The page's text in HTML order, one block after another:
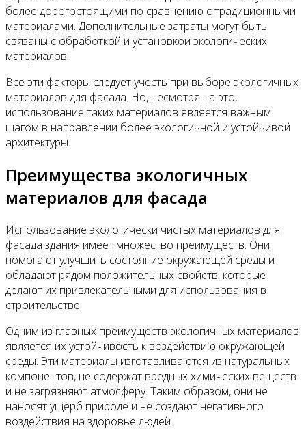
более дорогостоящими по сравнению с традиционными
материалами. Дополнительные затраты могут быть
связаны с обработкой и установкой экологических
материалов.
Все эти факторы следует учесть при выборе экологичных
материалов для фасада. Но, несмотря на это,
использование таких материалов является важным
шагом в направлении более экологичной и устойчивой
архитектуры.
Преимущества экологичных
материалов для фасада
Использование экологически чистых материалов для
фасада здания имеет множество преимуществ. Они
помогают улучшить состояние окружающей среды и
обладают рядом положительных свойств, которые
делают их привлекательными для использования в
строительстве.
Одним из главных преимуществ экологичных материалов
является их устойчивость к воздействию окружающей
среды. Эти материалы изготавливаются из натуральных
компонентов, не содержат вредных химических веществ
и не загрязняют атмосферу. Таким образом, они не
наносят ущерб природе и не создают негативного
воздействия на здоровье людей.